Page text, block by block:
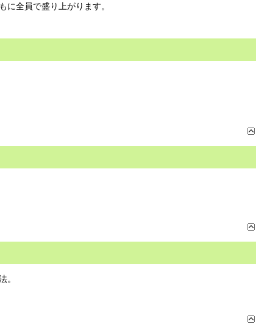
に全員で盛り上がります。
。